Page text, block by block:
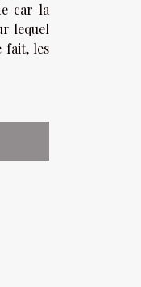
car la
lequel
fait, les